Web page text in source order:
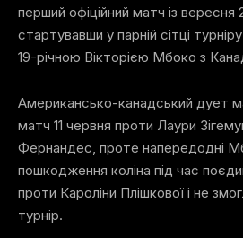
перший офіційний матч із вересня
стартувавши у парній сітці
19-річною Вікторією Мбоко з
Американсько-канадський дует
матч 11 червня проти Лаури
Фернандес, проте напередодні
пошкодження коліна під час
проти Кароліни Плішкової і не
турнір.